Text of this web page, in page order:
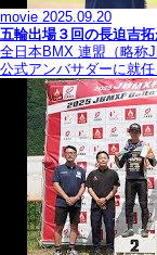
movie 2025.09.20
五輪出場３回の長迫吉
全日本BMX 連盟（略称
公式アンバサダーに就